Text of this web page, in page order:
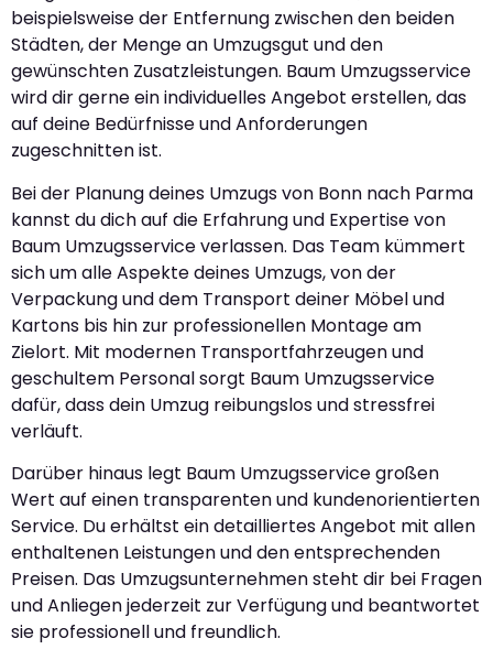
beispielsweise der Entfernung zwischen den beiden
Städten, der Menge an Umzugsgut und den
gewünschten Zusatzleistungen. Baum Umzugsservice
wird dir gerne ein individuelles Angebot erstellen, das
auf deine Bedürfnisse und Anforderungen
zugeschnitten ist.
Bei der Planung deines Umzugs von Bonn nach Parma
kannst du dich auf die Erfahrung und Expertise von
Baum Umzugsservice verlassen. Das Team kümmert
sich um alle Aspekte deines Umzugs, von der
Verpackung und dem Transport deiner Möbel und
Kartons bis hin zur professionellen Montage am
Zielort. Mit modernen Transportfahrzeugen und
geschultem Personal sorgt Baum Umzugsservice
dafür, dass dein Umzug reibungslos und stressfrei
verläuft.
Darüber hinaus legt Baum Umzugsservice großen
Wert auf einen transparenten und kundenorientierten
Service. Du erhältst ein detailliertes Angebot mit allen
enthaltenen Leistungen und den entsprechenden
Preisen. Das Umzugsunternehmen steht dir bei Fragen
und Anliegen jederzeit zur Verfügung und beantwortet
sie professionell und freundlich.